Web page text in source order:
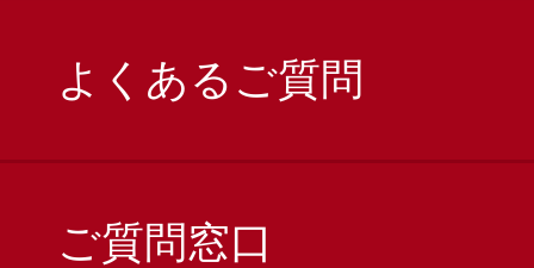
よくあるご質問
ご質問窓口